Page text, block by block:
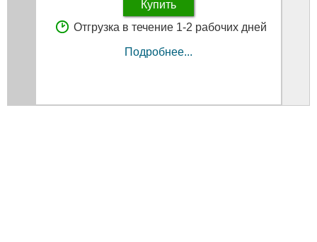
Купить
Отгрузка в течение 1-2 рабочих дней
Подробнее...